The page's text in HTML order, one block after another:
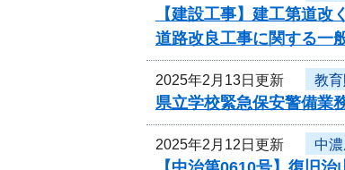
【建設工事】建工第道
道路改良工事に関する一
2025年2月13日更新 教
県立学校緊急保安警備業
2025年2月12日更新 中